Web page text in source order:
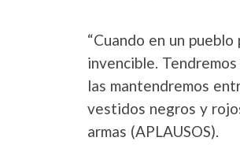
“Cuando en un
invencible.
las mantendremos
vestidos negros y
armas (APLAUSOS).